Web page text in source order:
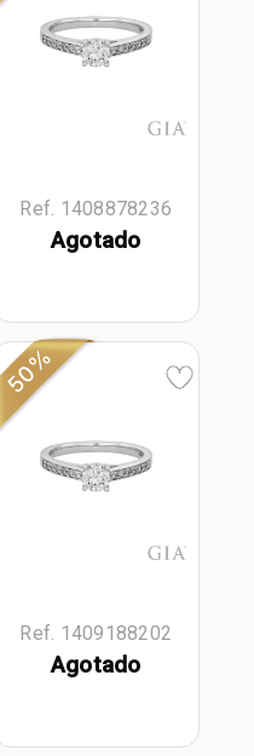
Ref. 1408878236
Agotado
50%
Ref. 1409188202
Agotado